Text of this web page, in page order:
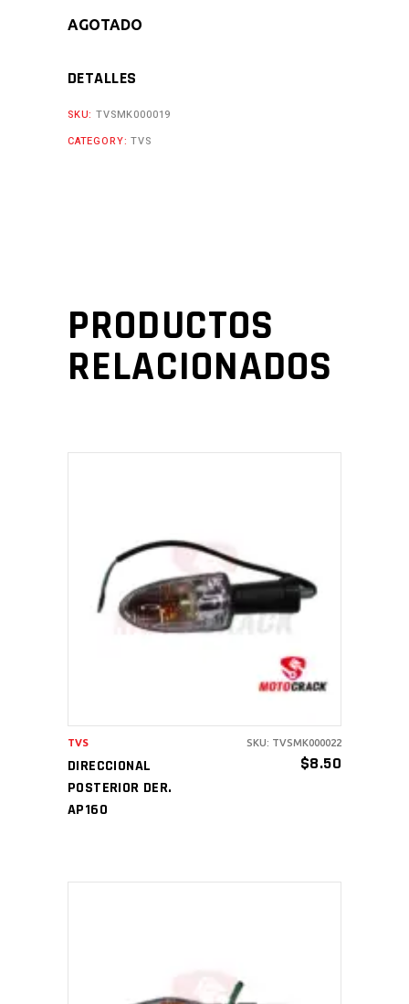
AGOTADO
DETALLES
SKU:TVSMK000019
CATEGORY:TVS
PRODUCTOS
RELACIONADOS
AÑADIR AL CARRITO
DIRECCIONAL
POSTERIOR DER.
AP160
$8.50
TVS SKU: TVSMK000022